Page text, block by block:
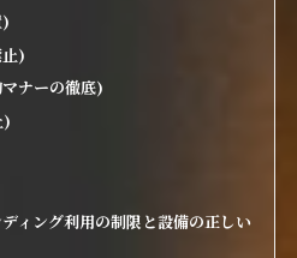
)
ナーの徹底)
)
ィング利用の制限と設備の正しい